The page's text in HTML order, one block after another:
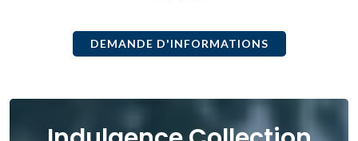
DEMANDE D'INFORMATIONS